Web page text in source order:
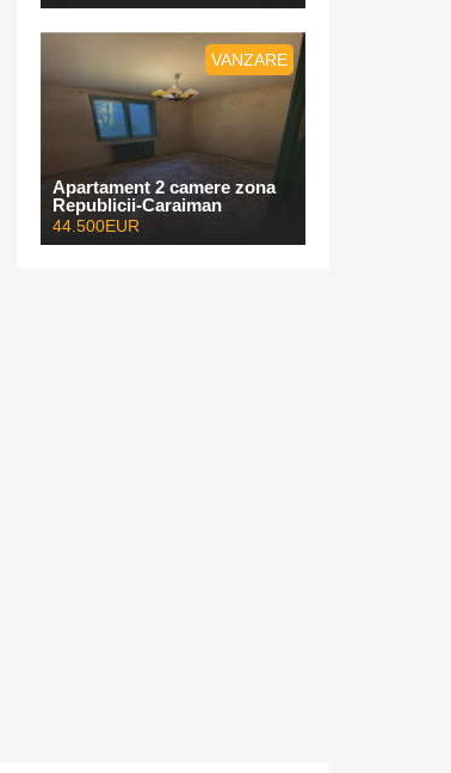
VANZARE
Apartament 2 camere zona
Republicii-Caraiman
44.500EUR